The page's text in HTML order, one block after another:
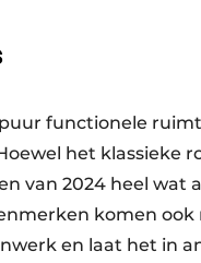
functionele
het klassieke
van 2024 heel
komen
en laat het in